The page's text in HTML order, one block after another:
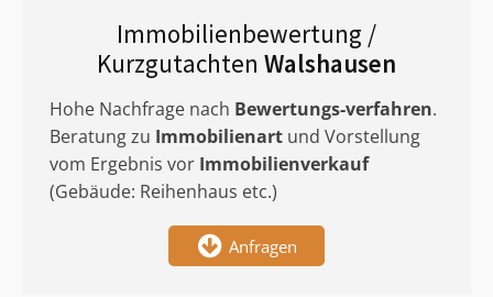
Immobilienbewertung /
Kurzgutachten Walshausen
Hohe Nachfrage nach Bewertungs-verfahren.
Beratung zu Immobilienart und Vorstellung
vom Ergebnis vor Immobilienverkauf
(Gebäude: Reihenhaus etc.)
Anfragen